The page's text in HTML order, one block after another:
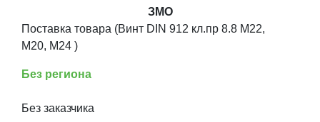
ЗМО
Поставка товара (Винт DIN 912 кл.пр 8.8 М22,
М20, М24 )
Без региона
Без заказчика